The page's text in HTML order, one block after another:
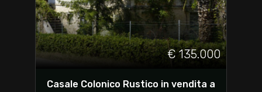
€ 135.000
Casale Colonico Rustico in vendita a